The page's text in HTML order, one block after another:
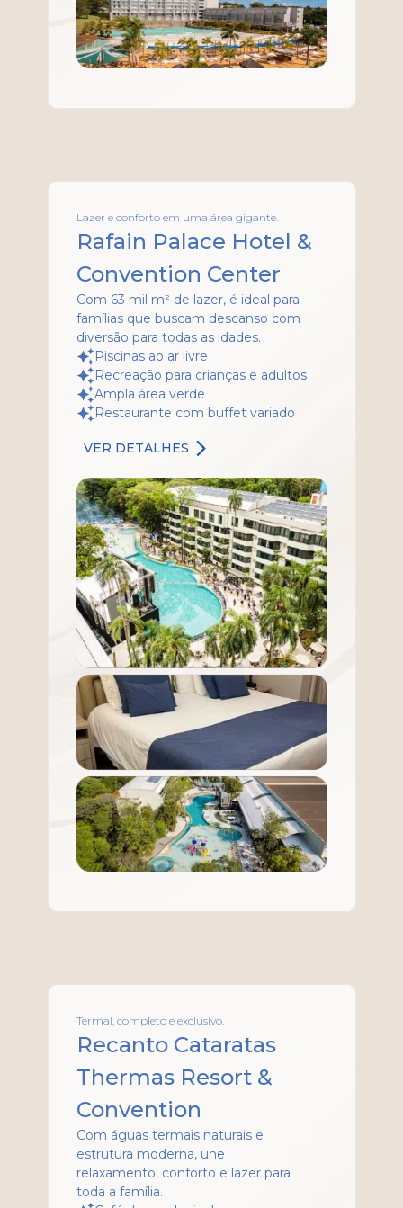
Lazer e conforto em uma área gigante.
Rafain Palace Hotel &
Convention Center
Com 63 mil m² de lazer, é ideal para
famílias que buscam descanso com
diversão para todas as idades.
Piscinas ao ar livre
Recreação para crianças e adultos
Ampla área verde
Restaurante com buffet variado
VER DETALHES
Termal, completo e exclusivo.
Recanto Cataratas
Thermas Resort &
Convention
Com águas termais naturais e
estrutura moderna, une
relaxamento, conforto e lazer para
toda a família.